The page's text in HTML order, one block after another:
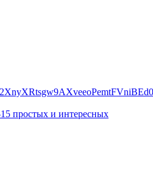
простых и интересных